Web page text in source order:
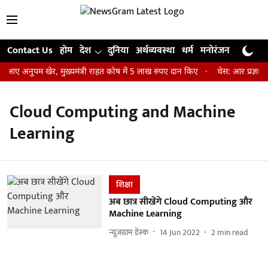
Contact Us होम देश दुनिया अर्थव्यवस्था धर्म मनोरंजन खेल
अनुपम खेर, मुख्यमंत्री राहत कोष में 5 लाख रुपए दान किए चेस: आर
Cloud Computing and Machine
Learning
शिक्षा
अब छात्र सीखेंगे Cloud Computing और
Machine Learning
न्यूज़ग्राम डेस्क 14 Jun 2022 2min read